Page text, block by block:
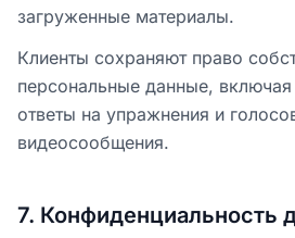
загруженные материалы.
Клиенты сохраняют право
персональные данные, включая
ответы на упражнения и
видеосообщения.
7. Конфиденциальность